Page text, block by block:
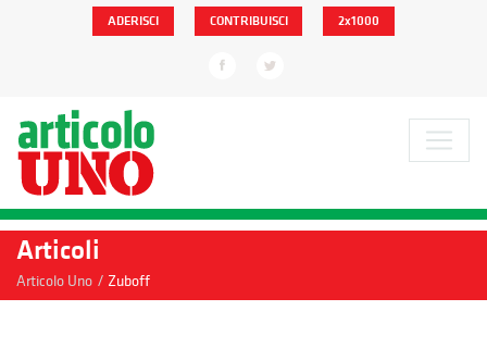
ADERISCI CONTRIBUISCI 2x1000
Articoli
Articolo Uno / Zuboff